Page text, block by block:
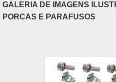
GALERIA DE IMAGENS
PORCAS E PARAFUSOS